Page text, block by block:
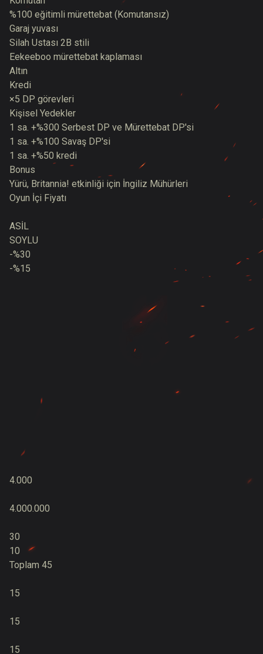
%100 eğitimli mürettebat (Komutansız)
Garaj yuvası
Silah Ustası 2B stili
Eekeeboo mürettebat kaplaması
Altın
Kredi
×5 DP görevleri
Kişisel Yedekler
1 sa. +%300 Serbest DP ve Mürettebat DP'si
1 sa. +%100 Savaş DP'si
1 sa. +%50 kredi
Bonus
Yürü, Britannia! etkinliği için İngiliz Mühürleri
Oyun İçi Fiyatı
ASİL
SOYLU
-%30
-%15
4.000
4.000.000
30
10
Toplam 45
15
15
15